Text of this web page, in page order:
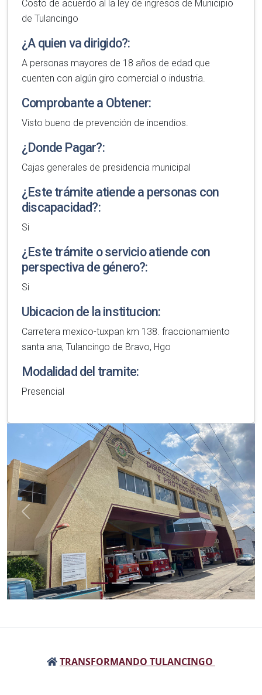
Costo de acuerdo al la ley de ingresos de Municipio
de Tulancingo
¿A quien va dirigido?:
A personas mayores de 18 años de edad que
cuenten con algún giro comercial o industria.
Comprobante a Obtener:
Visto bueno de prevención de incendios.
¿Donde Pagar?:
Cajas generales de presidencia municipal
¿Este trámite atiende a personas con
discapacidad?:
Si
¿Este trámite o servicio atiende con
perspectiva de género?:
Si
Ubicacion de la institucion:
Carretera mexico-tuxpan km 138. fraccionamiento
santa ana, Tulancingo de Bravo, Hgo
Modalidad del tramite:
Presencial
Anterior
TRANSFORMANDO TULANCINGO